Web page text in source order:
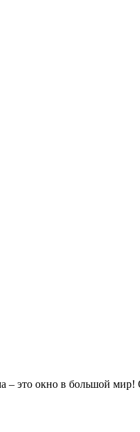
– это окно в большой